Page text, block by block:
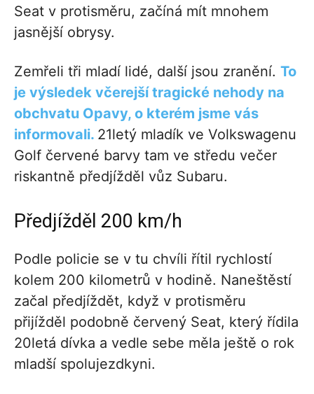
Seat v protisměru, začíná mít mnohem
jasnější obrysy.
Zemřeli tři mladí lidé, další jsou zranění. To
je výsledek včerejší tragické nehody na
obchvatu Opavy, o kterém jsme vás
informovali. 21letý mladík ve Volkswagenu
Golf červené barvy tam ve středu večer
riskantně předjížděl vůz Subaru.
Předjížděl 200 km/h
Podle policie se v tu chvíli řítil rychlostí
kolem 200 kilometrů v hodině. Naneštěstí
začal předjíždět, když v protisměru
přijížděl podobně červený Seat, který řídila
20letá dívka a vedle sebe měla ještě o rok
mladší spolujezdkyni.